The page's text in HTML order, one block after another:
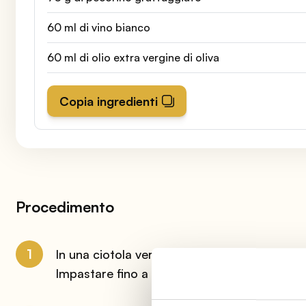
60 ml di vino bianco
60 ml di olio extra vergine di oliva
Copia ingredienti
Procedimento
1
In una ciotola versare un uovo, la farina
Impastare fino a ottenere un impasto liscio.